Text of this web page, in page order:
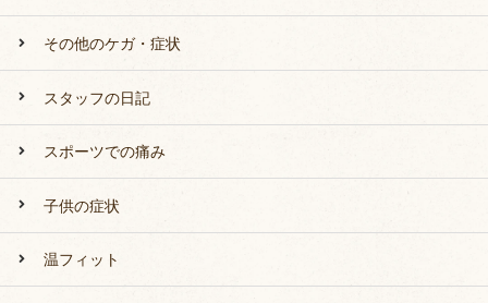
その他のケガ・症状
スタッフの日記
スポーツでの痛み
子供の症状
温フィット